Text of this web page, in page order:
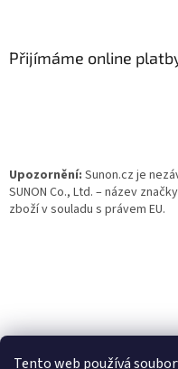
Tento web používá
Přijímáme online
Upozornění: Sunon.cz je
SUNON Co., Ltd. – název
zboží v souladu s právem EU.